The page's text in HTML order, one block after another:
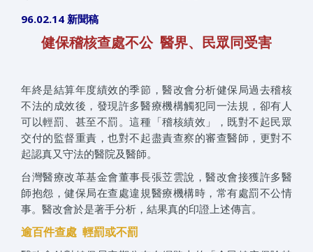
96.02.14 新聞稿
健保稽核查處不公 醫界、民眾同受害
年終是結算年度績效的季節，醫改會分析健保局過去稽核
不法的成效後，發現許多醫療機構觸犯同一法規，卻有人
可以輕罰、甚至不罰。這種「稽核績效」，既對不起民眾
交付的監督重責，也對不起盡責查察的審查醫師，更對不
起認真又守法的醫院及醫師。
台灣醫療改革基金會董事長張苙雲說，醫改會接獲許多醫
師抱怨，健保局在查處違規醫療機構時，常有處罰不公情
事。醫改會於是著手分析，結果真的印證上述傳言。
逾百件查處 輕罰或不罰